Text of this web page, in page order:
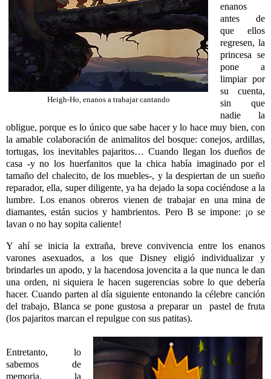
Heigh-Ho, enanos a trabajar cantando
enanos
antes de
que ellos
regresen, la
princesa se
pone a
limpiar por
su cuenta,
sin que
nadie la
obligue, porque es lo único que sabe hacer y lo hace muy bien, con
la amable colaboración de animalitos del bosque: conejos, ardillas,
tortugas, los inevitables pajaritos… Cuando llegan los dueños de
casa -y no los huerfanitos que la chica había imaginado por el
tamaño del chalecito, de los muebles-, y la despiertan de un sueño
reparador, ella, super diligente, ya ha dejado la sopa cociéndose a la
lumbre. Los enanos obreros vienen de trabajar en una mina de
diamantes, están sucios y hambrientos. Pero B se impone: ¡o se
lavan o no hay sopita caliente!
Y ahí se inicia la extraña, breve convivencia entre los enanos
varones asexuados, a los que Disney eligió individualizar y
brindarles un apodo, y la hacendosa jovencita a la que nunca le dan
una orden, ni siquiera le hacen sugerencias sobre lo que debería
hacer. Cuando parten al día siguiente entonando la célebre canción
del trabajo, Blanca se pone gustosa a preparar un
pastel de fruta
(los pajaritos marcan el repulgue con sus patitas).
Entretanto, lo
sabemos de
memoria, la